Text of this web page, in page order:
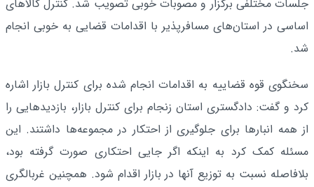
جلسات مختلفی برگزار و مصوبات خوبی تصویب شد. کنترل کالاهای
اساسی در استان‌های مسافرپذیر با اقدامات قضایی به خوبی انجام
شد.
سخنگوی قوه قضاییه به اقدامات انجام شده برای کنترل بازار اشاره
کرد و گفت: دادگستری استان زنجام برای کنترل بازار، بازدیدهایی را
از همه انبارها برای جلوگیری از احتکار در مجموعه‌ها داشتند. این
مسئله کمک کرد به اینکه اگر جایی احتکاری صورت گرفته بود،
بلافاصله نسبت به توزیع آنها در بازار اقدام شود. همچنین غربالگری